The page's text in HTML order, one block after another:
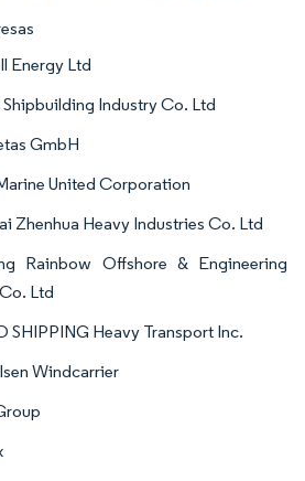
Energy Ltd
Shipbuilding Industry Co. Ltd
GmbH
United Corporation
Zhenhua Heavy Industries Co. Ltd
Rainbow Offshore & Engineering
Ltd
SHIPPING Heavy Transport Inc.
Windcarrier